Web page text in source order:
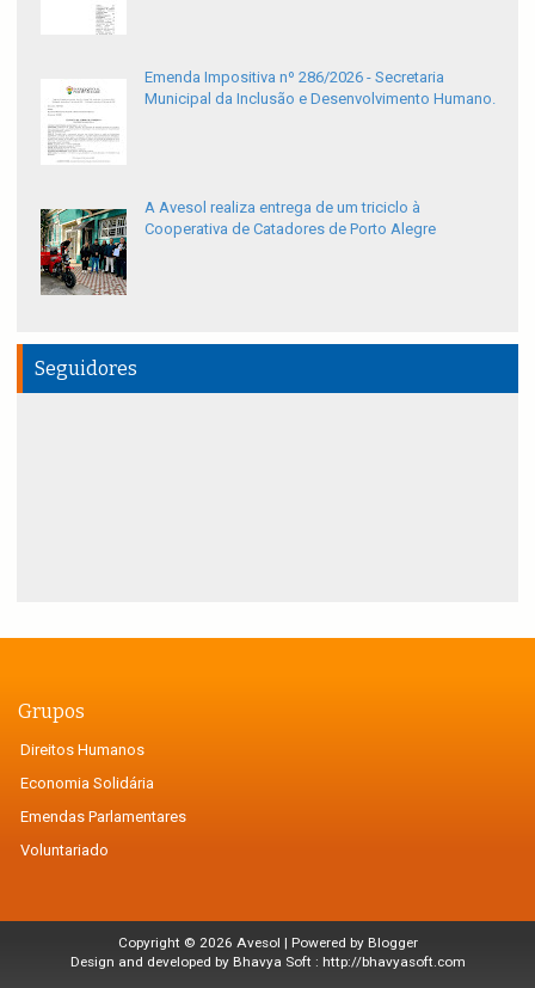
Emenda Impositiva nº 286/2026 - Secretaria
Municipal da Inclusão e Desenvolvimento Humano.
A Avesol realiza entrega de um triciclo à
Cooperativa de Catadores de Porto Alegre
Seguidores
Grupos
Direitos Humanos
Economia Solidária
Emendas Parlamentares
Voluntariado
Copyright © 2026 Avesol | Powered by Blogger
Design and developed by Bhavya Soft : http://bhavyasoft.com